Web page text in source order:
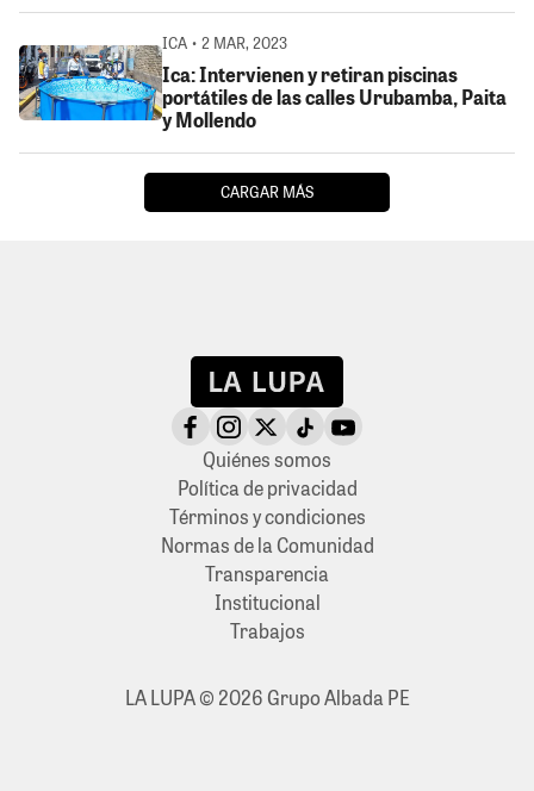
ICA • 2 MAR, 2023
Ica: Intervienen y retiran piscinas
portátiles de las calles Urubamba, Paita
y Mollendo
CARGAR MÁS
Quiénes somos
Política de privacidad
Términos y condiciones
Normas de la Comunidad
Transparencia
Institucional
Trabajos
LA LUPA © 2026 Grupo Albada PE